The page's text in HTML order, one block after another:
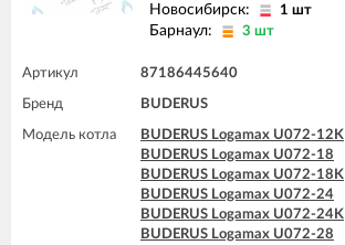
Новосибирск: 1 шт
Барнаул: 3 шт
Артикул 87186445640
Бренд BUDERUS
Модель котла
BUDERUS Logamax U072-12K
BUDERUS Logamax U072-18
BUDERUS Logamax U072-18K
BUDERUS Logamax U072-24
BUDERUS Logamax U072-24K
BUDERUS Logamax U072-28